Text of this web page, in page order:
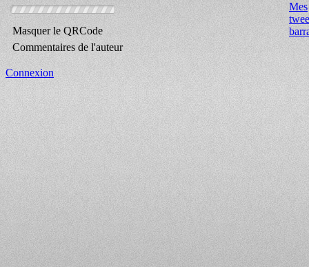
Masquer le QRCode
Commentaires de l'auteur
Mes
Connexion